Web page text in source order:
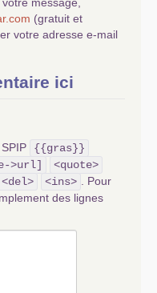
(gratuit et
votre adresse e-mail
ici
{{gras}}
>url]
<quote>
<del> <ins>
. Pour
des lignes